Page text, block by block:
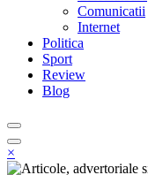
Comunicatii
Internet
Politica
Sport
Review
Blog
×